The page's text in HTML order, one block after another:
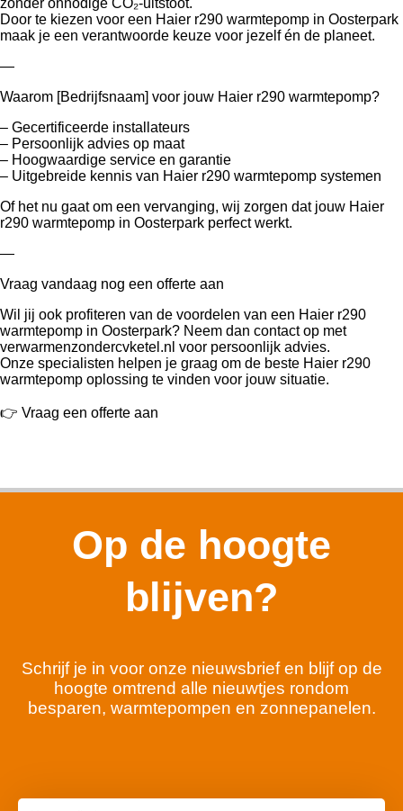
Door te kiezen voor een Haier r290 warmtepomp in Oosterpark
maak je een verantwoorde keuze voor jezelf én de planeet.
—
Waarom [Bedrijfsnaam] voor jouw Haier r290 warmtepomp?
– Gecertificeerde installateurs
– Persoonlijk advies op maat
– Hoogwaardige service en garantie
– Uitgebreide kennis van Haier r290 warmtepomp systemen
Of het nu gaat om een vervanging, wij zorgen dat jouw Haier
r290 warmtepomp in Oosterpark perfect werkt.
—
Vraag vandaag nog een offerte aan
Wil jij ook profiteren van de voordelen van een Haier r290
warmtepomp in Oosterpark? Neem dan contact op met
verwarmenzondercvketel.nl voor persoonlijk advies.
Onze specialisten helpen je graag om de beste Haier r290
warmtepomp oplossing te vinden voor jouw situatie.
👉 Vraag een offerte aan
Op de hoogte
blijven?
Schrijf je in voor onze nieuwsbrief en blijf op de
hoogte omtrend alle nieuwtjes rondom
besparen, warmtepompen en zonnepanelen.